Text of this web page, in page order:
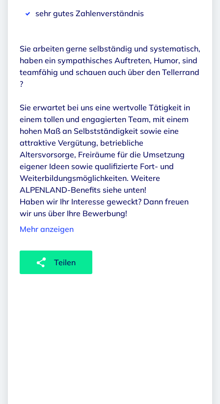
sehr gutes Zahlenverständnis
Sie arbeiten gerne selbständig und systematisch,
haben ein sympathisches Auftreten, Humor, sind
teamfähig und schauen auch über den Tellerrand
?
Sie erwartet bei uns eine wertvolle Tätigkeit in
einem tollen und engagierten Team, mit einem
hohen Maß an Selbstständigkeit sowie eine
attraktive Vergütung, betriebliche
Altersvorsorge, Freiräume für die Umsetzung
eigener Ideen sowie qualifizierte Fort- und
Weiterbildungsmöglichkeiten. Weitere
ALPENLAND-Benefits siehe unten!
Haben wir Ihr Interesse geweckt? Dann freuen
wir uns über Ihre Bewerbung!
Mehr anzeigen
Teilen